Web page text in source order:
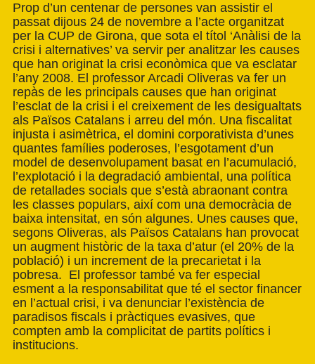
Prop d’un centenar de persones van assistir el
passat dijous 24 de novembre a l’acte organitzat
per la CUP de Girona, que sota el títol ‘Anàlisi de la
crisi i alternatives’ va servir per analitzar les causes
que han originat la crisi econòmica que va esclatar
l’any 2008. El professor Arcadi Oliveras va fer un
repàs de les principals causes que han originat
l’esclat de la crisi i el creixement de les desigualtats
als Països Catalans i arreu del món. Una fiscalitat
injusta i asimètrica, el domini corporativista d’unes
quantes famílies poderoses, l’esgotament d’un
model de desenvolupament basat en l’acumulació,
l’explotació i la degradació ambiental, una política
de retallades socials que s’està abraonant contra
les classes populars, així com una democràcia de
baixa intensitat, en són algunes. Unes causes que,
segons Oliveras, als Països Catalans han provocat
un augment històric de la taxa d’atur (el 20% de la
població) i un increment de la precarietat i la
pobresa. El professor també va fer especial
esment a la responsabilitat que té el sector financer
en l’actual crisi, i va denunciar l’existència de
paradisos fiscals i pràctiques evasives, que
compten amb la complicitat de partits polítics i
institucions.